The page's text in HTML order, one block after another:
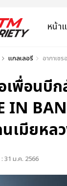
หน้า
แกลเลอรี อากาเซ
เพื่อนบี
IN
เมียหล
: 31 ม.ค. 2566